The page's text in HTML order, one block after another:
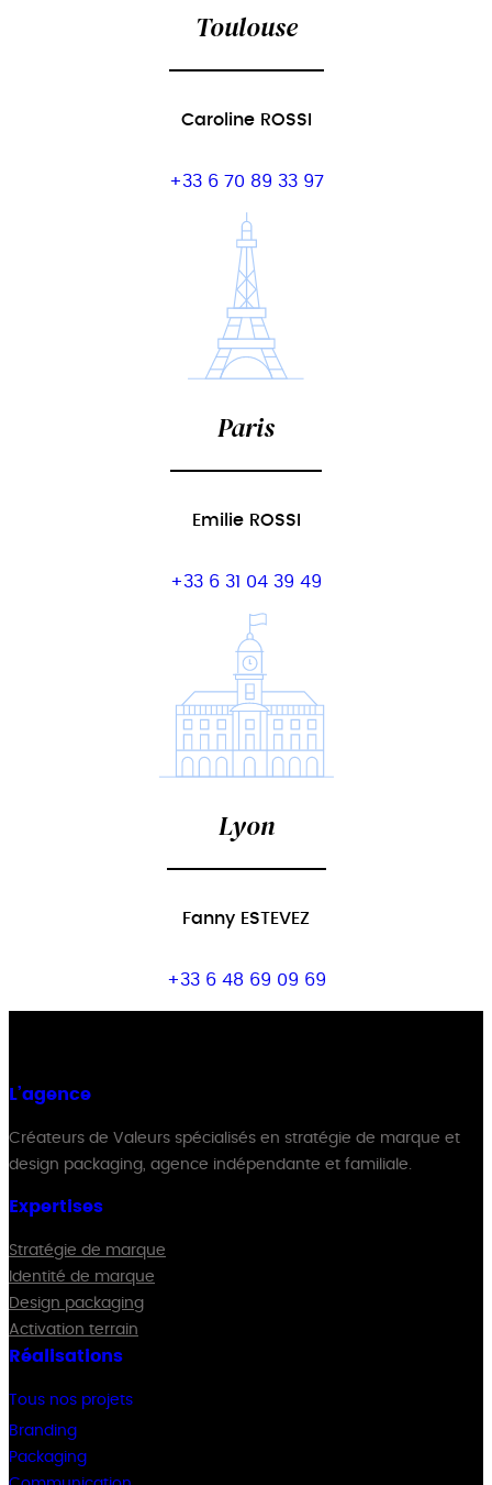
Toulouse
Caroline ROSSI
+33 6 70 89 33 97
Paris
Emilie ROSSI
+33 6 31 04 39 49
Lyon
Fanny ESTEVEZ
+33 6 48 69 09 69
L’agence
Créateurs de Valeurs spécialisés en stratégie de marque et
design packaging, agence indépendante et familiale.
Expertises
Stratégie de marque
Identité de marque
Design packaging
Activation terrain
Réalisations
Tous nos projets
Branding
Packaging